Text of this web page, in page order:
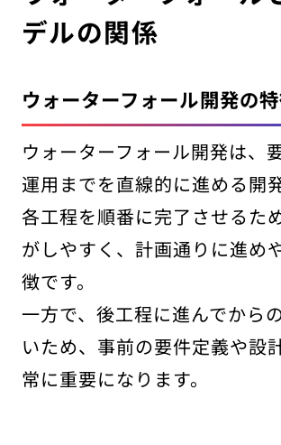
デルの関係
ウォーターフォール開発の
ウォーターフォール開発は、
運用までを直線的に進める開
各工程を順番に完了させるた
がしやすく、計画通りに進め
徴です。
一方で、後工程に進んでから
いため、事前の要件定義や設
常に重要になります。